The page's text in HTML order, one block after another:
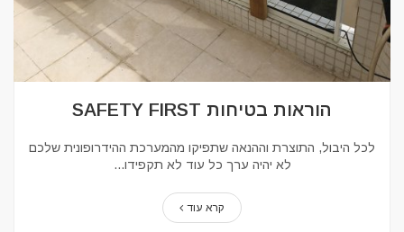
הוראות בטיחות SAFETY FIRST
לכל היבול, התוצרת וההנאה שתפיקו מהמערכת ההידרופונית שלכם
לא יהיה ערך כל עוד לא תקפידו...
קרא עוד